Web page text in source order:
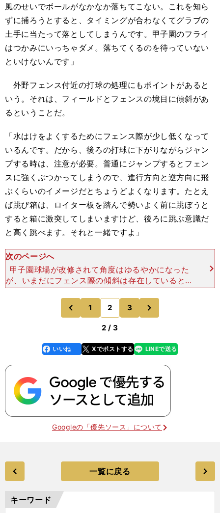
風のせいでボールがなかなか落ちてこない。これを知ら
ずに捕ろうとすると、タイミングが合わなくてグラブの
土手に当たって落としてしまうんです。甲子園のフライ
はつかみにいっちゃダメ。落ちてくるのを待っていない
といけないんです」
外野フェンス付近の打球の処理にもポイントがあると
いう。それは、フィールドとフェンスの境目に傾斜があ
るということだ。
「水はけをよくするためにフェンス際が少し低くなって
いるんです。だから、後ろの打球に下がりながらジャン
プする時は、注意が必要。普通にジャンプするとフェン
スに強くぶつかってしまうので、進行方向と逆方向に飛
ぶくらいのイメージだとちょうどよくなります。たとえ
ば跳び箱は、ロイター板を踏んで勢いよく前に跳ぼうと
すると箱に激突してしまいますけど、後ろに跳ぶ意識だ
と高く跳べます。それと一緒ですよ」
次のページへ
甲子園球場が改修されて角度はゆるやかになった
が、いまだにフェンス際の傾斜は存在しているとい
う。 しかし赤星は、そんな甲子園球場で行なわれ
るからこそ、「高校野球は面白い」と考えている。
「ドームではな
前
のページへ
1 2 3
2 / 3
faceboo
k
いいね Xでポストする
line LINEで送る
Googleの「優先ソース」について
一覧に戻る
キーワード